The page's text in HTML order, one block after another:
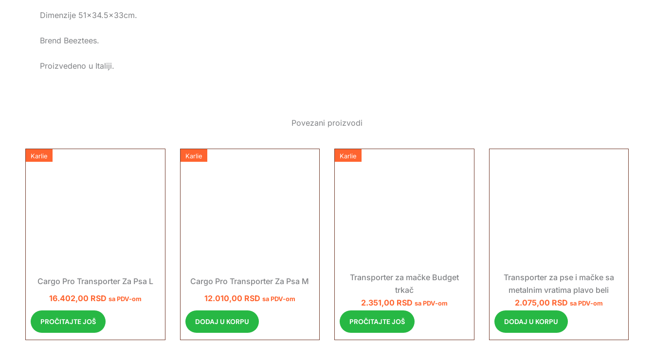
Dimenzije 51×34.5x33cm.
Brend Beeztees.
Proizvedeno u Italiji.
Povezani proizvodi
Karlie
Cargo Pro Transporter Za Psa L
16.402,00 RSD sa PDV-om
PROČITAJTE JOŠ
Karlie
Cargo Pro Transporter Za Psa M
12.010,00 RSD sa PDV-om
DODAJ U KORPU
Karlie
Transporter za mačke Budget
trkač
2.351,00 RSD sa PDV-om
PROČITAJTE JOŠ
Transporter za pse i mačke sa
metalnim vratima plavo beli
2.075,00 RSD sa PDV-om
DODAJ U KORPU